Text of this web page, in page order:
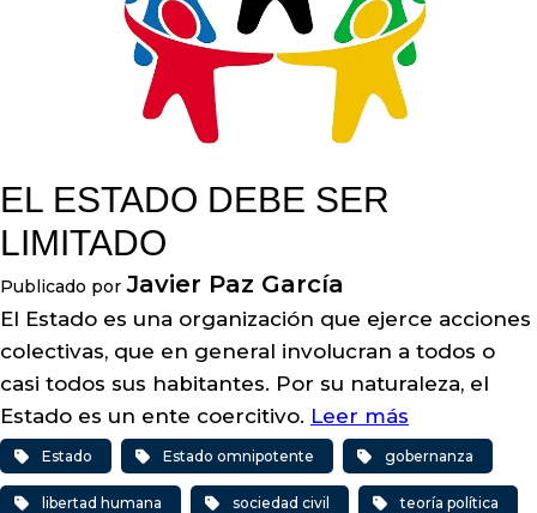
EL ESTADO DEBE SER
LIMITADO
Publicado por Javier Paz García
El Estado es una organización que ejerce acciones
colectivas, que en general involucran a todos o
casi todos sus habitantes. Por su naturaleza, el
Estado es un ente coercitivo. Leer más
Estado Estado omnipotente gobernanza
libertad humana sociedad civil teoría política